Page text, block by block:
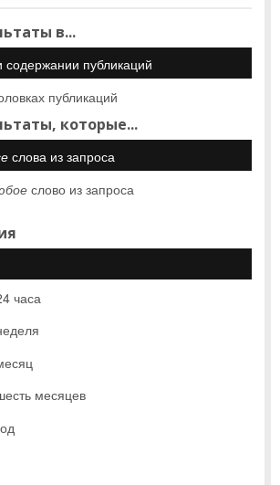
в...
содержании публикаций
публикаций
которые...
слова из запроса
слово из запроса
часа
месяцев